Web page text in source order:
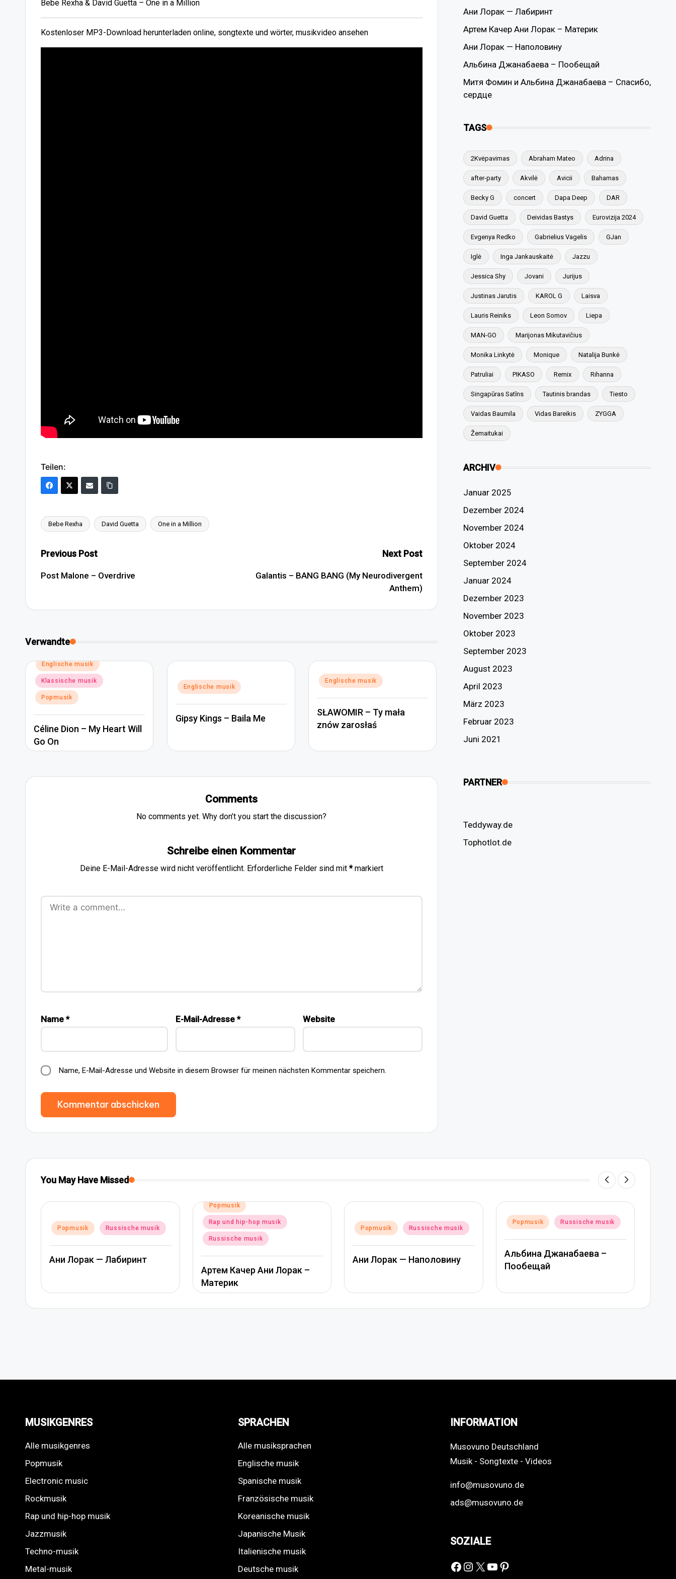
Bebe Rexha & David Guetta – One in a Million
Kostenloser MP3-Download herunterladen online, songtexte und wörter, musikvideo ansehen
Teilen:
Tags:
Bebe Rexha David Guetta One in a Million
Post
navigation
Previous Post
Post Malone – Overdrive
Next Post
Galantis – BANG BANG (My Neurodivergent
Anthem)
Verwandte
Posted
in
Englische musik
Klassische musik
Popmusik
Céline Dion – My Heart Will
Go On
Posted
Englische musik
Gipsy Kings – Baila Me
Posted
Englische musik
SŁAWOMIR – Ty mała
znów zarosłaś
Comments
No comments yet. Why don’t you start the discussion?
Schreibe einen Kommentar
Deine E-Mail-Adresse wird nicht veröffentlicht. Erforderliche Felder sind mit *markiert
Name * E-Mail-Adresse * Website
Name, E-Mail-Adresse und Website in diesem Browser für meinen nächsten Kommentar speichern.
Ани Лорак — Лабиринт
Артем Качер Ани Лорак – Материк
Ани Лорак — Наполовину
Альбина Джанабаева – Пообещай
Митя Фомин и Альбина Джанабаева – Спасибо,
сердце
TAGS
2Kvėpavimas Abraham Mateo Adrina
after-party Akvilė Avicii Bahamas
Becky G concert Dapa Deep DAR
David Guetta Deividas Bastys Eurovizija 2024
Evgenya Redko Gabrielius Vagelis GJan
Iglė Inga Jankauskaitė Jazzu
Jessica Shy Jovani Jurijus
Justinas Jarutis KAROL G Laisva
Lauris Reiniks Leon Somov Liepa
MAN-GO Marijonas Mikutavičius
Monika Linkytė Monique Natalija Bunkė
Patruliai PIKASO Remix Rihanna
Singapūras Satīns Tautinis brandas Tiesto
Vaidas Baumila Vidas Bareikis ZYGGA
Žemaitukai
ARCHIV
Januar 2025
Dezember 2024
November 2024
Oktober 2024
September 2024
Januar 2024
Dezember 2023
November 2023
Oktober 2023
September 2023
August 2023
April 2023
März 2023
Februar 2023
Juni 2021
PARTNER
Teddyway.de
Tophotlot.de
You May Have Missed
Posted
Rap und hip-hop musik
Posted
in
Popmusik
Ани Лорак — Наполовину
Posted
in
Popmusik Russische musik
Пообещай
Posted
in
Popmusik Russische musik
Митя Фомин и Альбина
Джанабаева – Спасибо,
сердце
MUSIKGENRES
Alle musikgenres
Popmusik
Electronic music
Rockmusik
Rap und hip-hop musik
Jazzmusik
Techno-musik
Metal-musik
SPRACHEN
Alle musiksprachen
Englische musik
Spanische musik
Französische musik
Koreanische musik
Japanische Musik
Italienische musik
Deutsche musik
INFORMATION
Musovuno Deutschland
Musik - Songtexte - Videos
info@musovuno.de
ads@musovuno.de
SOZIALE
Facebook
Instagram
X YouTube
Pinterest